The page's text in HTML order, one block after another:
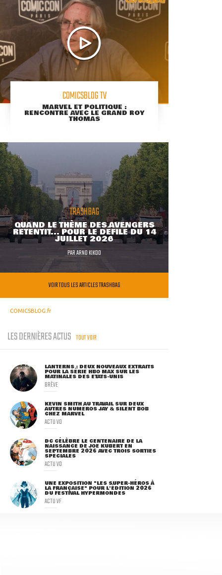
COMICSBLOG TV
MARVEL ET POLITIQUE :
RENCONTRE AVEC LE GRAND ROY
THOMAS
TRASHBAG
QUAND LE THÈME DES AVENGERS
RETENTIT... POUR LE DÉFILÉ DU 14
JUILLET 2026
PARARNO KIKOO
VOIR TOUS LES ARTICLES TRASHBAG
COMICSBLOG.fr
LES DERNIÈRES ACTUS TOUT VOIR
LANTERNS : DEUX NOUVEAUX EXTRAITS
POUR LA SÉRIE HBO MAX SUR LES
MATINALES DES ETATS-UNIS
BRÈVE
KEVIN SMITH AU TRAVAIL SUR DEUX
AUTRES NUMÉROS JAY & SILENT BOB
CHEZ MARVEL
ACTU VO
DC CÉLÈBRE LE CENTENAIRE DE LA
NAISSANCE DE JOE KUBERT EN
SEPTEMBRE 2026 AVEC TROIS SORTIES
SPÉCIALES
ACTU VO
UNE EXPOSITION "LES SUPER-HÉROS À
LA FRANÇAISE" POUR L'ÉDITION 2026
DU FESTIVAL HYPERMONDES
ACTU VF